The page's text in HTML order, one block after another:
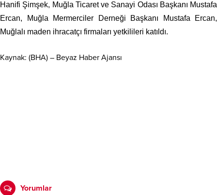
Hanifi Şimşek, Muğla Ticaret ve Sanayi Odası Başkanı Mustafa
Ercan, Muğla Mermerciler Derneği Başkanı Mustafa Ercan,
Muğlalı maden ihracatçı firmaları yetkilileri katıldı.
Kaynak: (BHA) – Beyaz Haber Ajansı
Yorumlar